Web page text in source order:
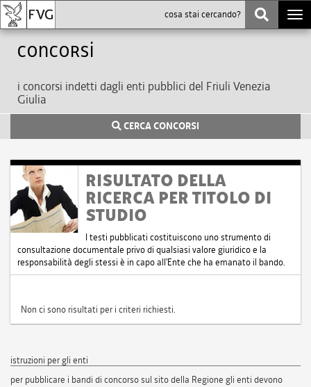
Concorsi
i concorsi indetti dagli enti pubblici del Friuli Venezia
Giulia
CERCA CONCORSI
RISULTATO DELLA
RICERCA PER TITOLO DI
STUDIO
I testi pubblicati costituiscono uno strumento di
consultazione documentale privo di qualsiasi valore giuridico e la
responsabilità degli stessi è in capo all'Ente che ha emanato il bando.
Non ci sono risultati per i criteri richiesti.
istruzioni per gli enti
per pubblicare i bandi di concorso sul sito della Regione gli enti devono